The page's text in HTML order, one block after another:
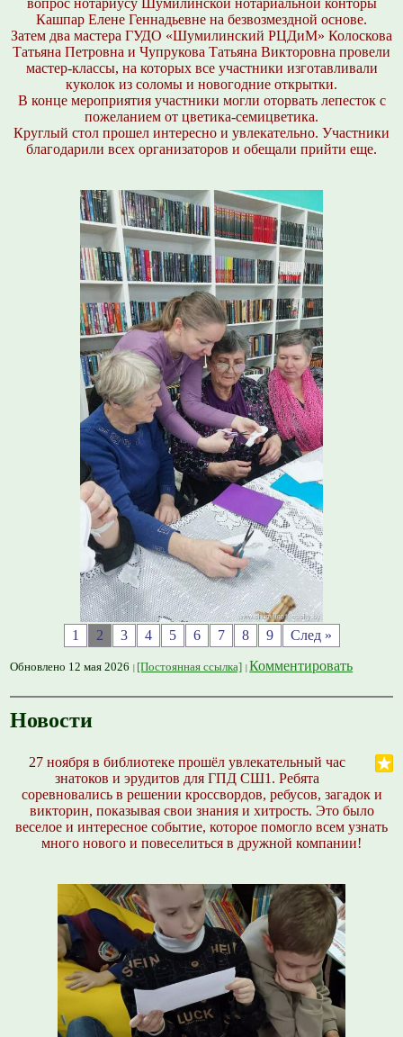
вопрос нотариусу Шумилинской нотариальной конторы
Кашпар Елене Геннадьевне на безвозмездной основе.
Затем два мастера ГУДО «Шумилинский РЦДиМ» Колоскова
Татьяна Петровна и Чупрукова Татьяна Викторовна провели
мастер-классы, на которых все участники изготавливали
куколок из соломы и новогодние открытки.
В конце мероприятия участники могли оторвать лепесток с
пожеланием от цветика-семицветика.
Круглый стол прошел интересно и увлекательно. Участники
благодарили всех организаторов и обещали прийти еще.
1 2 3 4 5 6 7 8 9 След »
Обновлено 12 мая 2026 [Постоянная ссылка] Комментировать
Новости
27 ноября в библиотеке прошёл увлекательный час
знатоков и эрудитов для ГПД СШ1. Ребята
соревновались в решении кроссвордов, ребусов, загадок и
викторин, показывая свои знания и хитрость. Это было
веселое и интересное событие, которое помогло всем узнать
много нового и повеселиться в дружной компании!